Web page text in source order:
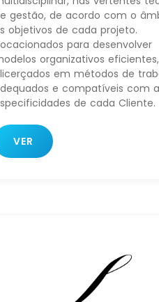
gestão, de acordo com o
objetivos de cada projeto.
para desenvolver
organizativos eficientes,
em métodos de
e compatíveis com
de cada Cliente.
VER